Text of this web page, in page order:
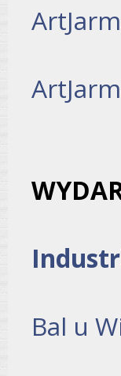
Bal u